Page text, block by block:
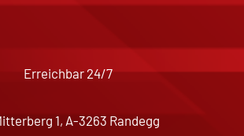
Erreichbar 24/7
1, A-3263 Randegg